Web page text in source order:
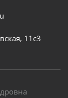
11с3